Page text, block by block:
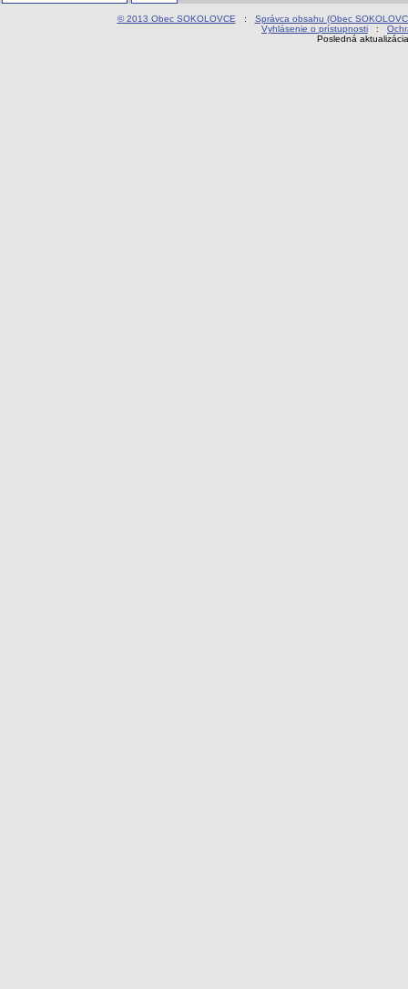
© 2013 Obec SOKOLOVCE : Správca obsahu (Obec
Vyhlásenie o prístupnosti :
Posledná